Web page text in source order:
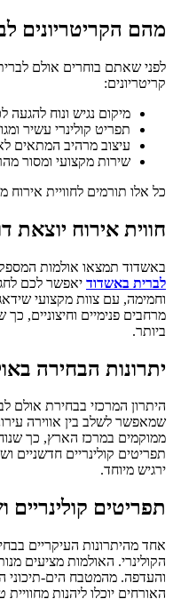
מהם הקריטריונים
לפני שאתם בוחרים אולם
קריטריונים:
מיקום נגיש ונוח להגעה
תפריט קולינרי עשיר
עיצוב מרהיב המתאים
שירות מקצועי ומסור
כל אלו תורמים לחוויית אירוח
חווית אירוח יוצאת
באשדוד תמצאו אולמות
לברית באשדוד יאפשר לכם
וחמימה, עם צוות מקצועי
מרחבים פנימיים וחיצוניים,
ביותר.
יתרונות הבחירה
היתרון המרכזי בבחירת אולם
שמאפשר לשלב בין אווירה
ממוקמים במרכז הארץ, כך
תפריטים קולינריים חדשניים
ירגיש מיוחד.
תפריטים קולינריים
אחד מהיתרונות העיקריים
הקולינרי. האולמות מציעים
והעדפה. מהמטבח הים-תיכוני
האורחים יוכלו ליהנות